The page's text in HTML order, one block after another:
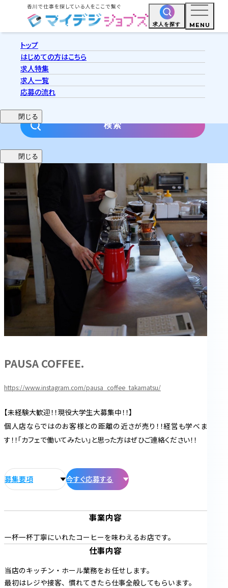
求人を探す MENU
閉じる
トップ
はじめての方はこちら
求人特集
求人一覧
応募の流れ
閉じる
高松市香西東町 時給1,050円〜
PAUSA COFFEE.
https://www.instagram.com/pausa_coffee_takamatsu/
【未経験大歓迎！！現役大学生大募集中！！】
個人店ならではのお客様との距離の近さが売り！！経営も学べま
す！！「カフェで働いてみたい」と思った方はぜひご連絡ください！！
募集要項 今すぐ応募する
事業内容
一杯一杯丁寧にいれたコーヒーを味わえるお店です。
仕事内容
当店のキッチン・ホール業務をお任せします。
最初はレジや接客、慣れてきたら仕事全般してもらいます。